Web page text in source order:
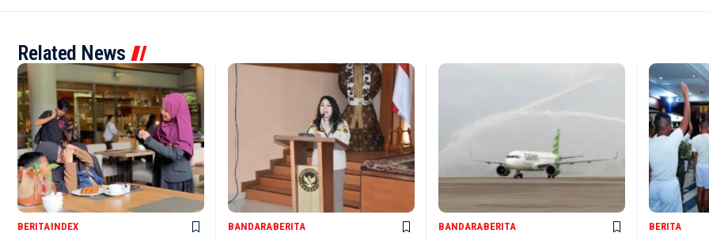
Related News
BERITAINDEX BANDARABERITA BANDARABERITA BERITA